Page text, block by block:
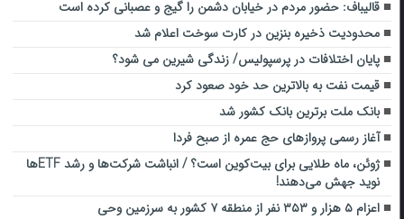
قالیباف: حضور مردم در خیابان دشمن را گیج و عصبانی کرده است
محدودیت ذخیره بنزین در کارت سوخت اعلام شد
پایان اختلافات در پرسپولیس/ زندگی شیرین می شود؟
قیمت نفت به بالاترین حد خود صعود کرد
بانک ملت برترین بانک کشور شد
آغاز رسمی پروازهای حج عمره از صبح فردا
ژوئن، ماه طلایی برای بیت‌کوین است؟ / انباشت شرکت‌ها و رشد ETFها
نوید جهش می‌دهند!
اعزام ۵ هزار و ۳۵۳ نفر از منطقه ۷ کشور به سرزمین وحی